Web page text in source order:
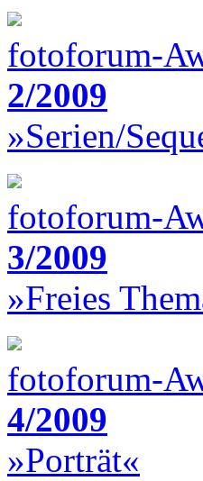
fotoforum-
2/2009
»Serien/
fotoforum-
3/2009
»Freies
fotoforum-
4/2009
»Porträt«